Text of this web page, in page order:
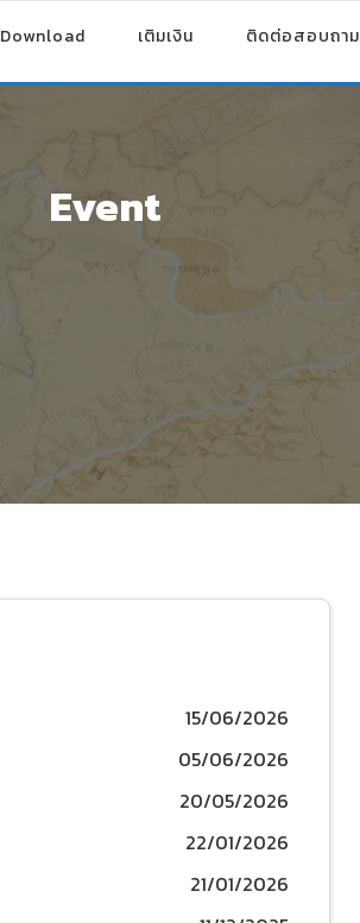
Download เติมเงิน ติดต่อสอบถาม
Event
15/06/2026
05/06/2026
20/05/2026
22/01/2026
21/01/2026